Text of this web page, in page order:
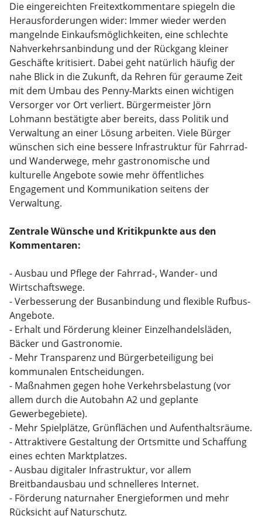
Die eingereichten Freitextkommentare spiegeln die
Herausforderungen wider: Immer wieder werden
mangelnde Einkaufsmöglichkeiten, eine schlechte
Nahverkehrsanbindung und der Rückgang kleiner
Geschäfte kritisiert. Dabei geht natürlich häufig der
nahe Blick in die Zukunft, da Rehren für geraume Zeit
mit dem Umbau des Penny-Markts einen wichtigen
Versorger vor Ort verliert. Bürgermeister Jörn
Lohmann bestätigte aber bereits, dass Politik und
Verwaltung an einer Lösung arbeiten. Viele Bürger
wünschen sich eine bessere Infrastruktur für Fahrrad-
und Wanderwege, mehr gastronomische und
kulturelle Angebote sowie mehr öffentliches
Engagement und Kommunikation seitens der
Verwaltung.
Zentrale Wünsche und Kritikpunkte aus den
Kommentaren:
- Ausbau und Pflege der Fahrrad-, Wander- und
Wirtschaftswege.
- Verbesserung der Busanbindung und flexible Rufbus-
Angebote.
- Erhalt und Förderung kleiner Einzelhandelsläden,
Bäcker und Gastronomie.
- Mehr Transparenz und Bürgerbeteiligung bei
kommunalen Entscheidungen.
- Maßnahmen gegen hohe Verkehrsbelastung (vor
allem durch die Autobahn A2 und geplante
Gewerbegebiete).
- Mehr Spielplätze, Grünflächen und Aufenthaltsräume.
- Attraktivere Gestaltung der Ortsmitte und Schaffung
eines echten Marktplatzes.
- Ausbau digitaler Infrastruktur, vor allem
Breitbandausbau und schnelleres Internet.
- Förderung naturnaher Energieformen und mehr
Rücksicht auf Naturschutz.